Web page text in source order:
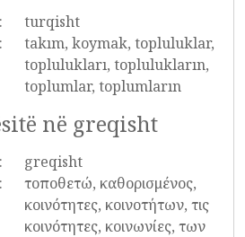
turqisht
takım, koymak, topluluklar,
toplulukları, toplulukların,
toplumlar, toplumların
në greqisht
greqisht
τοποθετώ, καθορισμένος,
κοινότητες, κοινοτήτων, τις
κοινότητες, κοινωνίες, των